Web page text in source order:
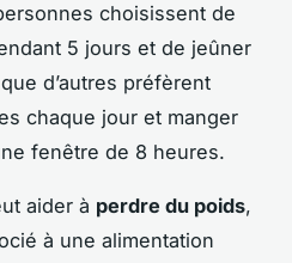
choisissent de
5 jours et de jeûner
d’autres préfèrent
chaque jour et manger
fenêtre de 8 heures.
aider à perdre du poids,
à une alimentation